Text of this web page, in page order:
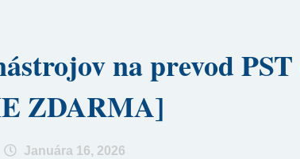
na prevod
ZDARMA]
Januára 16, 2026